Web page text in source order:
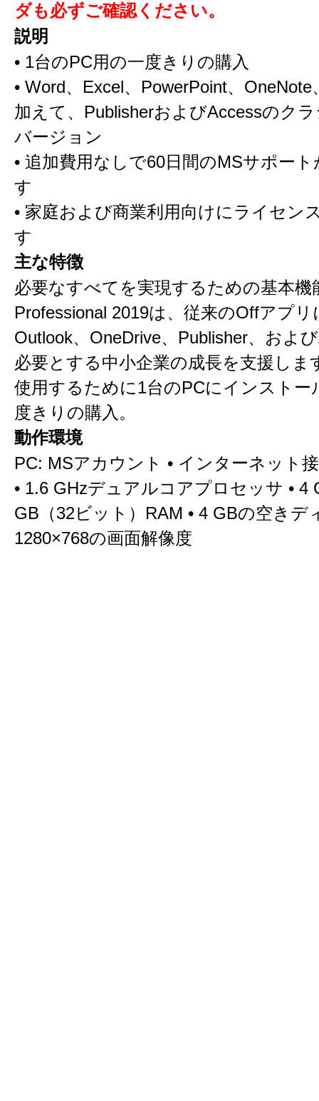
ダも必ずご確認ください。
説明
• 1台のPC用の一度きりの購入
• Word、Excel、PowerPoint、
加えて、PublisherおよびAccessのク
バージョン
• 追加費用なしで60日間のMSサポー
す
• 家庭および商業利用向けにライセン
す
主な特徴
必要なすべてを実現するための基本機
Professional 2019は、従来のOffアプ
Outlook、OneDrive、Publisher、およ
必要とする中小企業の成長を支援しま
使用するために1台のPCにインストー
度きりの購入。
動作環境
PC: MSアカウント • インターネット
• 1.6 GHzデュアルコアプロセッサ • 4
GB（32ビット）RAM • 4 GBの空きデ
1280×768の画面解像度